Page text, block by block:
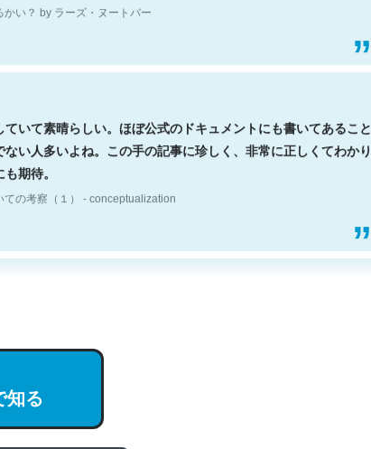
ていて素晴らしい。ほぼ公式のドキュメントにも書いてあること
ない人多いよね。この手の記事に珍しく、非常に正しくてわかり
も期待。
の考察（１） - conceptualization
知る